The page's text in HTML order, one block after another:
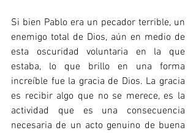
Si bien Pablo era un pecador terrible, un
enemigo total de Dios, aún en medio de
esta oscuridad voluntaria en la que
estaba, lo que brillo en una forma
increíble fue la gracia de Dios. La gracia
es recibir algo que no se merece, es la
actividad que es una consecuencia
necesaria de un acto genuino de buena